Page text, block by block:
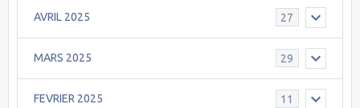
AVRIL 2025 27
MARS 2025 29
FEVRIER 2025 11